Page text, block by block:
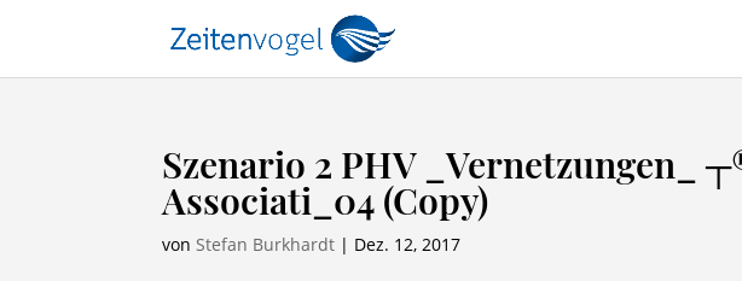
Szenario 2 PHV _Vernetzungen_
Associati_04 (Copy)
vonStefan Burkhardt | Dez. 12, 2017